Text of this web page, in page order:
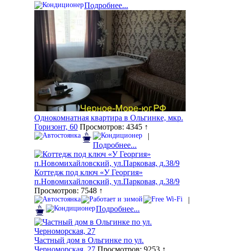
Подробнее...
Однокомнатная квартира в Ольгинке, мкр.
Горизонт, 60 Просмотров: 4345 ↑
|
Подробнее...
Коттедж под ключ «У Георгия»
п.Новомихайловский, ул.Парковая, д.38/9
Просмотров: 7548 ↑
|
Подробнее...
Частный дом в Ольгинке по ул.